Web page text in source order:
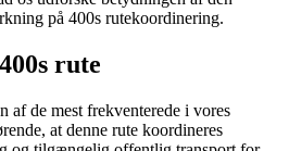
på 400s rutekoordinering.
rute
af de mest frekventerede i vores
at denne rute koordineres